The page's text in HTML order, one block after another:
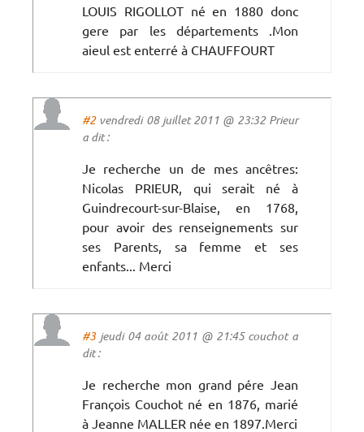
LOUIS RIGOLLOT né en 1880 donc
gere par les départements .Mon
aieul est enterré à CHAUFFOURT
#2vendredi 08 juillet 2011 @ 23:32 Prieur
a dit :
Je recherche un de mes ancêtres:
Nicolas PRIEUR, qui serait né à
Guindrecourt-sur-Blaise, en 1768,
pour avoir des renseignements sur
ses Parents, sa femme et ses
enfants... Merci
#3 jeudi 04 août 2011 @ 21:45 couchot a
dit :
Je recherche mon grand pére Jean
François Couchot né en 1876, marié
à Jeanne MALLER née en 1897.Merci